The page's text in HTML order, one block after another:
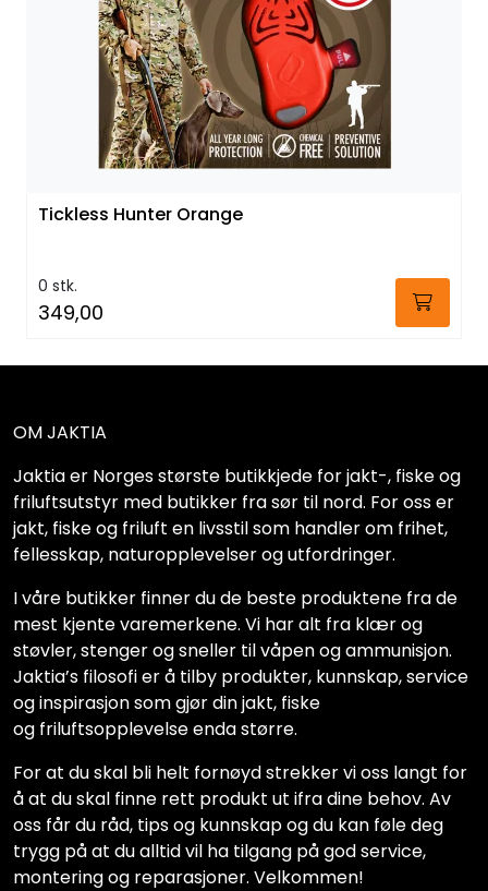
Tickless Hunter Orange
0 stk.
349,00
OM JAKTIA
Jaktia er Norges største butikkjede for jakt-, fiske og
friluftsutstyr med butikker fra sør til nord. For oss er
jakt, fiske og friluft en livsstil som handler om frihet,
fellesskap, naturopplevelser og utfordringer.
I våre butikker finner du de beste produktene fra de
mest kjente varemerkene. Vi har alt fra klær og
støvler, stenger og sneller til våpen og ammunisjon.
Jaktia’s filosofi er å tilby produkter, kunnskap, service
og inspirasjon som gjør din jakt, fiske
og friluftsopplevelse enda større.
For at du skal bli helt fornøyd strekker vi oss langt for
å at du skal finne rett produkt ut ifra dine behov. Av
oss får du råd, tips og kunnskap og du kan føle deg
trygg på at du alltid vil ha tilgang på god service,
montering og reparasjoner. Velkommen!